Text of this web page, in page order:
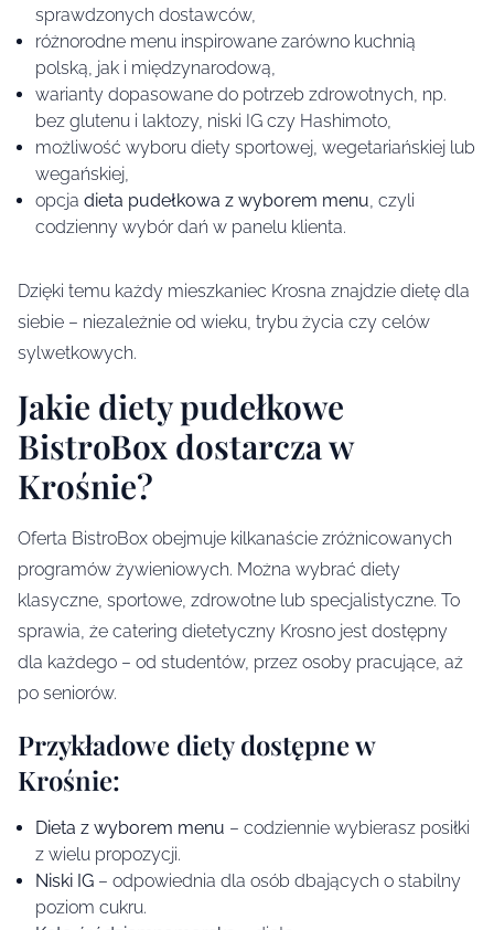
sprawdzonych dostawców,
różnorodne menu inspirowane zarówno kuchnią
polską, jak i międzynarodową,
warianty dopasowane do potrzeb zdrowotnych, np.
bez glutenu i laktozy, niski IG czy Hashimoto,
możliwość wyboru diety sportowej, wegetariańskiej lub
wegańskiej,
opcja dieta pudełkowa z wyborem menu , czyli
codzienny wybór dań w panelu klienta.
Dzięki temu każdy mieszkaniec Krosna znajdzie dietę dla
siebie – niezależnie od wieku, trybu życia czy celów
sylwetkowych.
Jakie diety pudełkowe
BistroBox dostarcza w
Krośnie?
Oferta BistroBox obejmuje kilkanaście zróżnicowanych
programów żywieniowych. Można wybrać diety
klasyczne, sportowe, zdrowotne lub specjalistyczne. To
sprawia, że catering dietetyczny Krosno jest dostępny
dla każdego – od studentów, przez osoby pracujące, aż
po seniorów.
Przykładowe diety dostępne w
Krośnie:
Dieta z wyborem menu – codziennie wybierasz posiłki
z wielu propozycji.
Niski IG – odpowiednia dla osób dbających o stabilny
poziom cukru.